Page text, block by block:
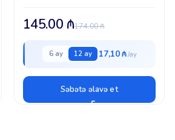
174.00₼
145.00 ₼
6 ay 12 ay 17,10 ₼
Səbətə əlavə et